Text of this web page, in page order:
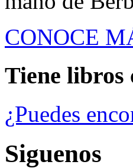
CONOCE
Tiene libros
¿Puedes
Siguenos